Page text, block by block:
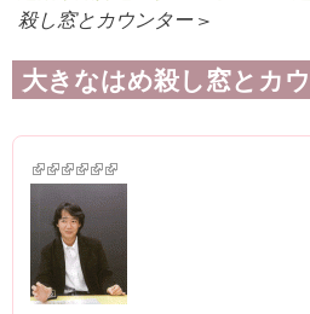
殺し窓とカウンター >
大きなはめ殺し窓とカ
(link is external)
(link is external)
(link is external)
(link is external)
(link is external)
(link is external)